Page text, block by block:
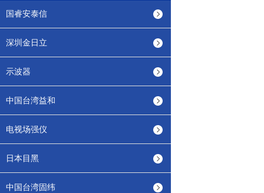
国睿安泰信
深圳金日立
示波器
中国台湾益和
电视场强仪
日本目黑
中国台湾固纬